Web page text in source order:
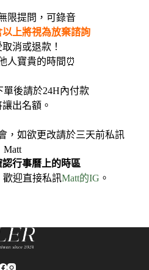
限提問，可錄音
上將視為放棄諮詢
消或退款！
人寶貴的時間⏰
單後請於24H內付款
出名額。
，如欲更改請於三天前私訊
Matt
認行事曆上的時區
歡迎直接私訊Matt的IG 。